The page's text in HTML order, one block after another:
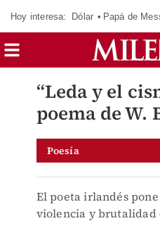
Hoy interesa: Dólar Papá de
“Leda y el
poema de W.
Poesía
El poeta irlandés
violencia y brutalidad